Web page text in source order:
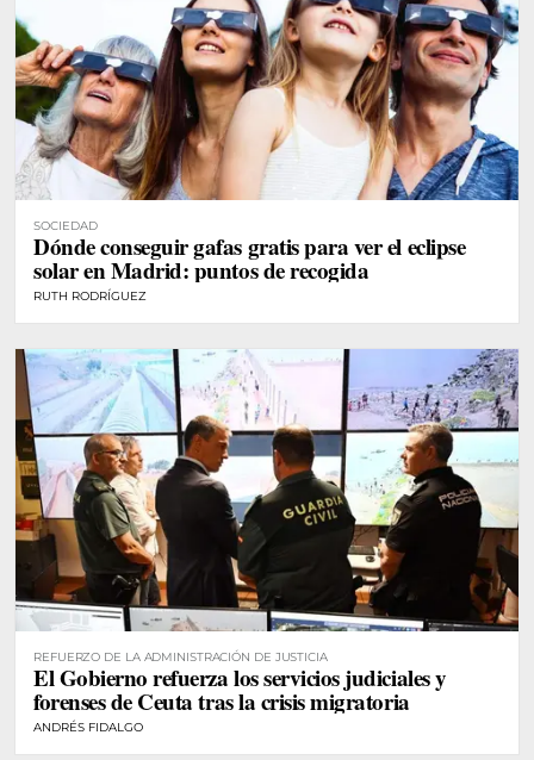
SOCIEDAD
Dónde conseguir gafas gratis para ver el eclipse
solar en Madrid: puntos de recogida
RUTH RODRÍGUEZ
REFUERZO DE LA ADMINISTRACIÓN DE JUSTICIA
El Gobierno refuerza los servicios judiciales y
forenses de Ceuta tras la crisis migratoria
ANDRÉS FIDALGO